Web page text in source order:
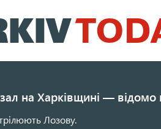
до
основного
на Харківщині —
Лозову.